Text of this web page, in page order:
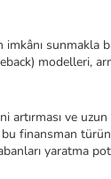
sunmakla
artırması ve
finansman
yaratma